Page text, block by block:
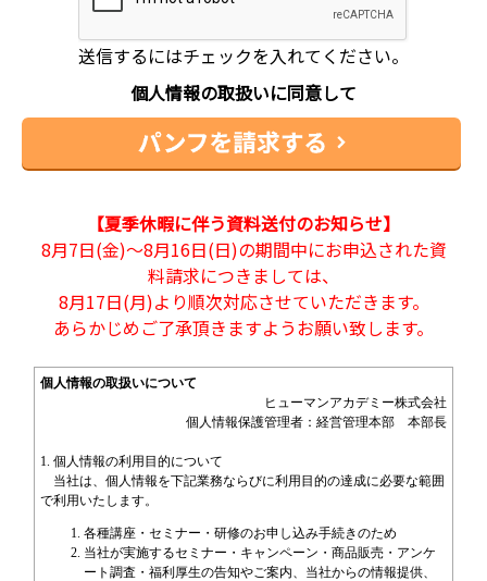
送信するにはチェックを入れてください。
個人情報の取扱いに同意して
【夏季休暇に伴う資料送付のお知らせ】
8月7日(金)～8月16日(日)の期間中にお申込された資
料請求につきましては、
8月17日(月)より順次対応させていただきます。
あらかじめご了承頂きますようお願い致します。